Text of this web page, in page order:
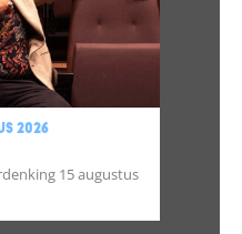
2026
15 augustus